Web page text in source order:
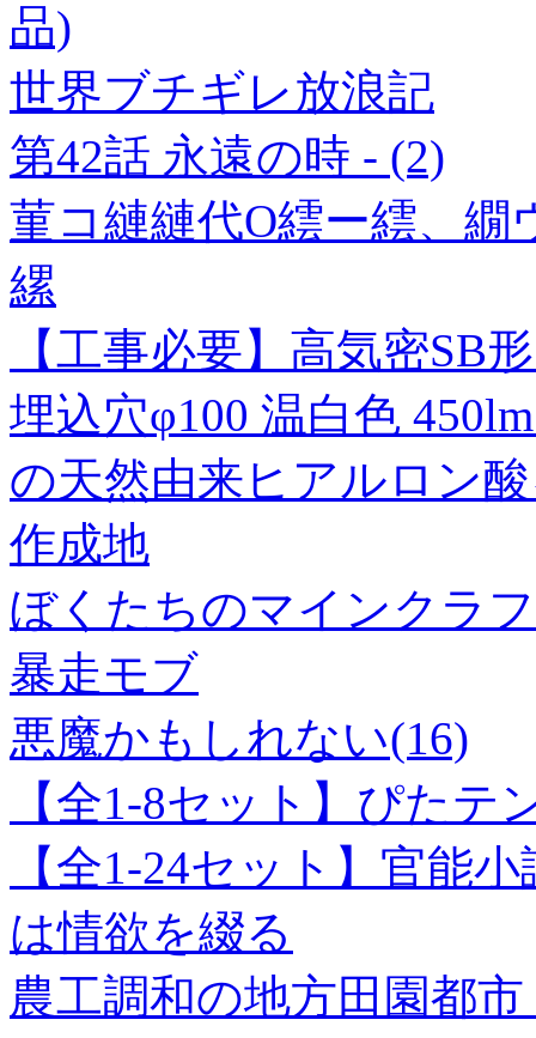
品)
世界ブチギレ放浪記
第42話 永遠の時 - (2)
菫コ縺縺代Ο繧ー繧、繝
縲
【工事必要】高気密SB
埋込穴φ100 温白色
の天然由来ヒアルロン
作成地
ぼくたちのマインクラ
暴走モブ
悪魔かもしれない(16)
【全1-8セット】ぴたテ
【全1-24セット】官能
は情欲を綴る
農工調和の地方田園都